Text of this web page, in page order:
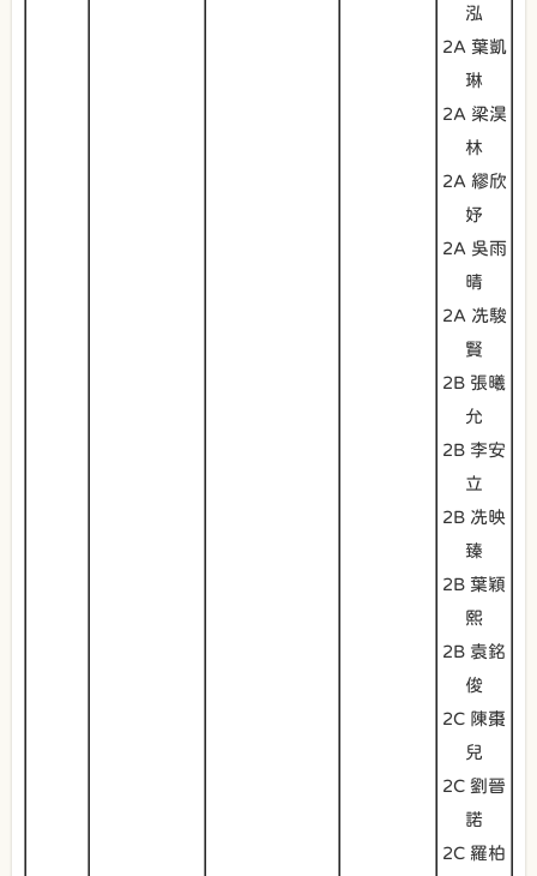
泓
2A 葉凱
琳
2A 梁淏
林
2A 繆欣
妤
2A 吳雨
晴
2A 冼駿
賢
2B 張曦
允
2B 李安
立
2B 冼映
臻
2B 葉穎
熙
2B 袁銘
俊
2C 陳棗
兒
2C 劉晉
諾
2C 羅柏